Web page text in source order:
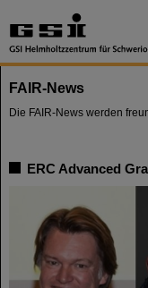
FAIR-News
Die FAIR-News werden
ERC Advanced